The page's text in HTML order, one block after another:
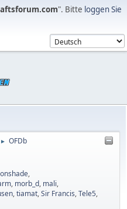
". Bitte loggen Sie
► OFDb
,
, morb_d, mali,
,tiamat,Sir Francis,Tele5,